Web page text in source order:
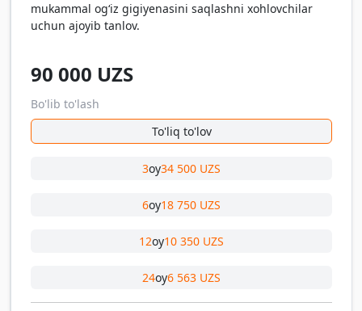
mukammal og‘iz gigiyenasini saqlashni xohlovchilar
uchun ajoyib tanlov.
90 000 UZS
Bo'lib to'lash
To'liq to'lov
3oy34 500 UZS
6oy18 750 UZS
12oy10 350 UZS
24oy6 563 UZS